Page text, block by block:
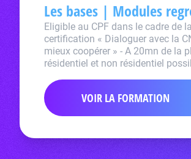
Les bases | Modules
Eligible au CPF dans le cadre de la
certification « Dialoguer avec la
mieux coopérer » - A 20mn de la
résidentiel et non résidentiel
VOIR LA FORMATION